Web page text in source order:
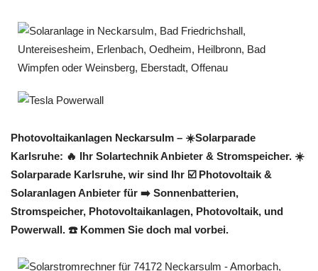
Photovoltaikanlagen Neckarsulm – ☀️Solarparade
Karlsruhe: 🔥 Ihr Solartechnik Anbieter & Stromspeicher. ☀️
Solarparade Karlsruhe, wir sind Ihr ☑️ Photovoltaik &
Solaranlagen Anbieter für ➡️ Sonnenbatterien,
Stromspeicher, Photovoltaikanlagen, Photovoltaik, und
Powerwall. ☎️ Kommen Sie doch mal vorbei.